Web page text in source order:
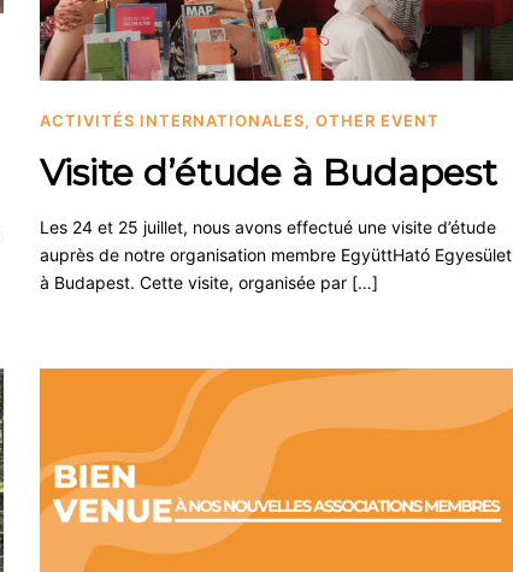
ACTIVITÉS INTERNATIONALES, OTHER EVENT
Visite d’étude à Budapest
Les 24 et 25 juillet, nous avons effectué une visite d’étude
auprès de notre organisation membre EgyüttHató Egyesület
à Budapest. Cette visite, organisée par […]